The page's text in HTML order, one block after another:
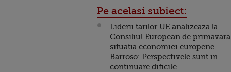
Pe acelasi subiect:
Liderii tarilor UE analizeaza la
Consiliul European de primavara
situatia economiei europene.
Barroso: Perspectivele sunt in
continuare dificile